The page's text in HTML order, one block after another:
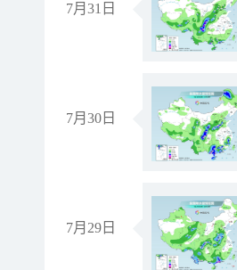
7月31日
7月30日
7月29日